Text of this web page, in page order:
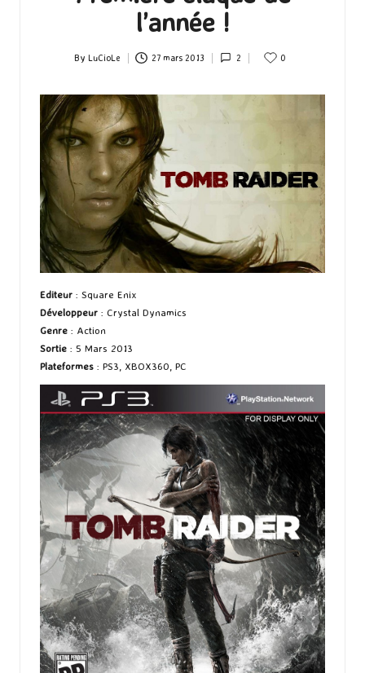
l’année !
Posted
By LuCioLe 27 mars 2013 2 0
Editeur : Square Enix
Développeur : Crystal Dynamics
Genre : Action
Sortie : 5 Mars 2013
Plateformes : PS3, XBOX360, PC